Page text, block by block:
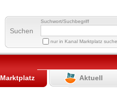
Suchen
Suchwort/Suchbegriff
nur in Kanal Marktplatz
Marktplatz Aktuell